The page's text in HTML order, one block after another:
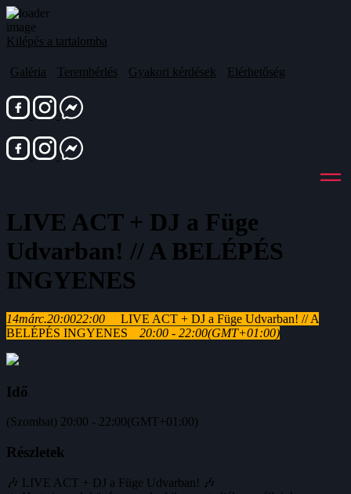
Kilépés a tartalomba
Galéria Terembérlés Gyakori kérdések Elérhetőség
LIVE ACT + DJ a Füge
Udvarban! // A BELÉPÉS
INGYENES
14márc.20:0022:00
LIVE ACT + DJ a Füge Udvarban! // A
BELÉPÉS INGYENES
20:00 - 22:00(GMT+01:00)
Idő
(Szombat) 20:00 - 22:00(GMT+01:00)
Részletek
🎶 LIVE ACT + DJ a Füge Udvarban! 🎶